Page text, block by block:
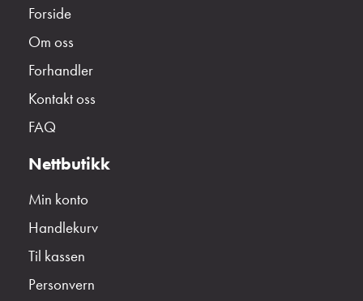
Forside
Om oss
Forhandler
Kontakt oss
FAQ
Nettbutikk
Min konto
Handlekurv
Til kassen
Personvern